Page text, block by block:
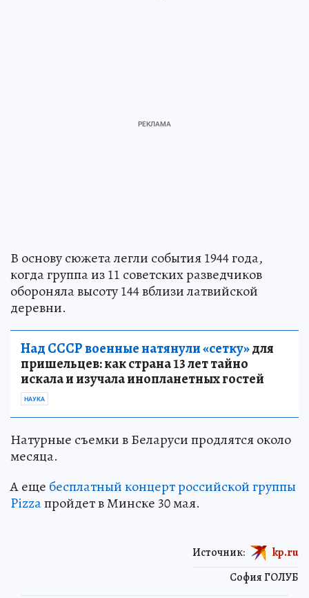
В основу сюжета легли события 1944 года,
когда группа из 11 советских разведчиков
обороняла высоту 144 вблизи латвийской
деревни.
Над СССР военные натянули «сетку»для
пришельцев: как страна 13 лет тайно
искала и изучала инопланетных гостей
НАУКА
Натурные съемки в Беларуси продлятся около
месяца.
А еще бесплатный концерт российской группы
Pizzaпройдет в Минске 30 мая.
София ГОЛУБ
Источник: kp.ru